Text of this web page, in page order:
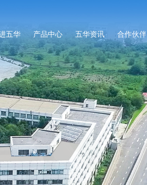
五华 产品中心 五华资讯 合作伙伴